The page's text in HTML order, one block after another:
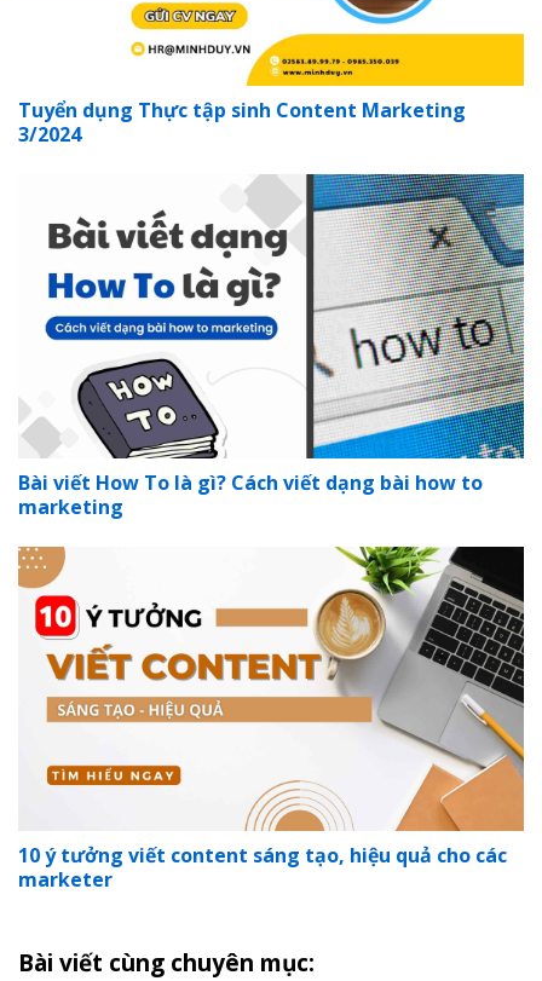
Tuyển dụng Thực tập sinh Content Marketing
3/2024
Bài viết How To là gì? Cách viết dạng bài how to
marketing
10 ý tưởng viết content sáng tạo, hiệu quả cho các
marketer
Bài viết cùng chuyên mục: